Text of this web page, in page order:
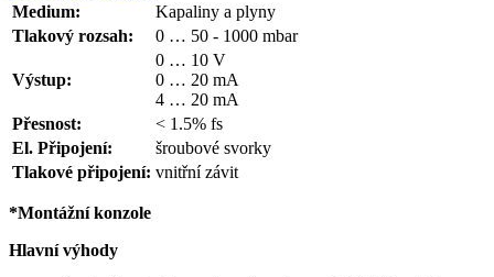
Medium:
Kapaliny a plyny
Tlakový rozsah:
0 … 50 - 1000 mbar
Výstup:
0 … 10 V
0 … 20 mA
4 … 20 mA
Přesnost:
< 1.5% fs
El. Připojení:
šroubové svorky
Tlakové připojení: vnitřní závit
*Montážní konzole
Hlavní výhody